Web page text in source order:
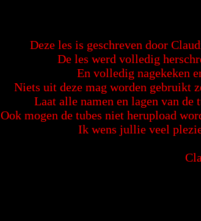
Deze les is geschreven door
De les werd volledig
En volledig nagekeken
Niets uit deze mag worden gebruikt
Laat alle namen en lagen van de
Ook mogen de tubes niet herupload
Ik wens jullie veel